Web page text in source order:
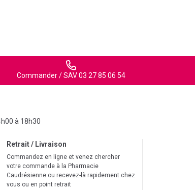
Commander / SAV 03 27 85 06 54
à 18h30
Retrait / Livraison
Commandez en ligne et venez chercher
votre commande à la Pharmacie
Caudrésienne ou recevez-là rapidement chez
vous ou en point retrait